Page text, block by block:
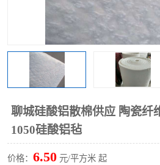
聊城硅酸铝散棉供应 陶瓷纤
1050硅酸铝毡
价格： 6.50 元/平方米 起